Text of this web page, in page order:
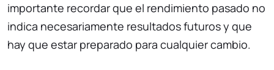
importante recordar que el rendimiento pasado no
indica necesariamente resultados futuros y que
hay que estar preparado para cualquier cambio.